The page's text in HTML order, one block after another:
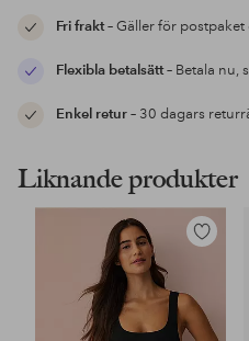
Fri frakt– Gäller för
Flexibla betalsätt– Betala nu,
Enkel retur– 30 dagars
Liknande produkter
Lägg
favoriter